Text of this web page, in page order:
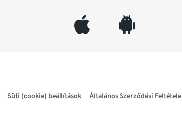
appleinc android
Süti (cookie) beállítások Általános Szerződési